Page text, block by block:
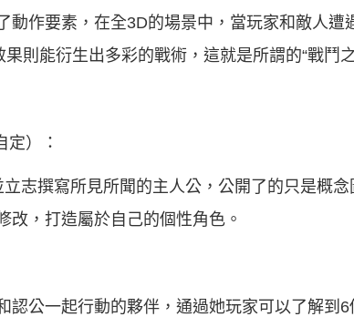
動作要素，在全3D的場景中，當玩家和敵人遭
果則能衍生出多彩的戰術，這就是所謂的“戰鬥之
定）：
志撰寫所見所聞的主人公，公開了的只是概
改，打造屬於自己的個性角色。
認公一起行動的夥伴，通過她玩家可以了解到